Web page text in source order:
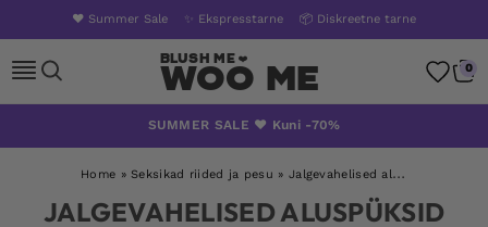
❤️ Summer Sale ✨ Ekspresstarne 📦 Diskreetne tarne
Woo Me 0
SUMMER SALE ❤️ Kuni -70%
Home »Seksikad riided ja pesu » Jalgevahelised aluspüksid
JALGEVAHELISED ALUSPÜKSID